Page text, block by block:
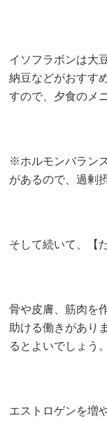
イソフラボンは大
納豆などがおすす
すので、夕食のメ
※ホルモンバラン
があるので、過剰
そして続いて、【
骨や皮膚、筋肉を
助ける働きがあり
るとよいでしょう。
エストロゲンを増